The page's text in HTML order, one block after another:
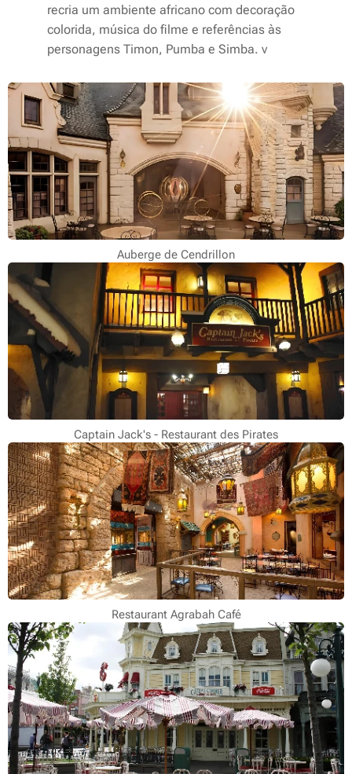
recria um ambiente africano com decoração
colorida, música do filme e referências às
personagens Timon, Pumba e Simba. v
Auberge de Cendrillon
Captain Jack's - Restaurant des Pirates
Restaurant Agrabah Café